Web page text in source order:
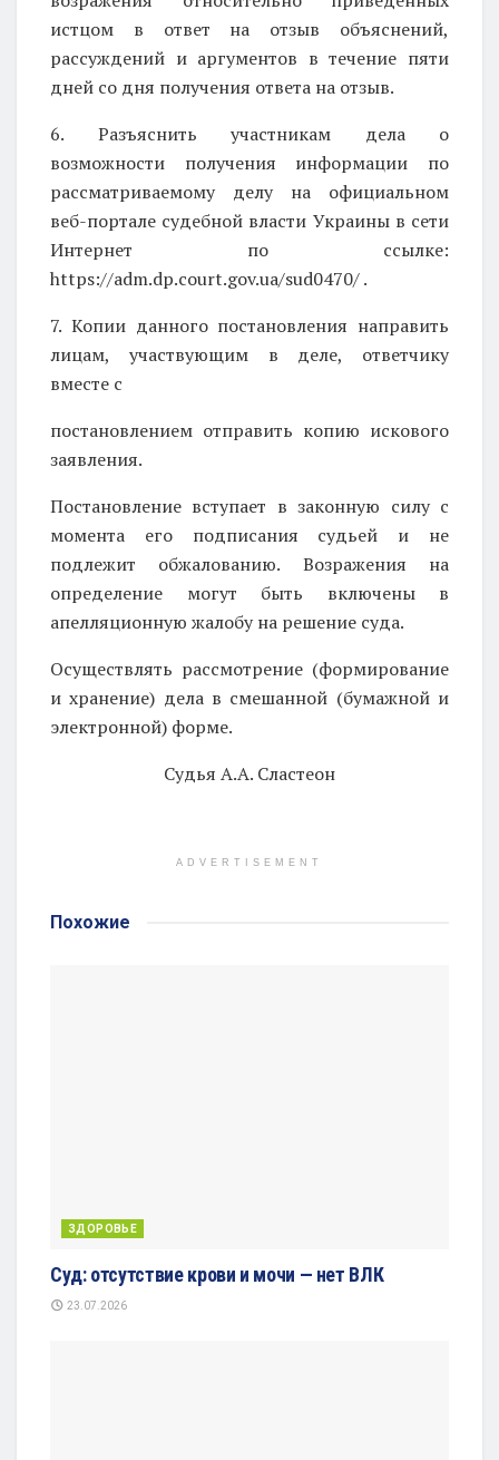
истцом в ответ на отзыв объяснений,
рассуждений и аргументов в течение пяти
дней со дня получения ответа на отзыв.
6. Разъяснить участникам дела о
возможности получения информации по
рассматриваемому делу на официальном
веб-портале судебной власти Украины в сети
Интернет по ссылке:
https://adm.dp.court.gov.ua/sud0470/ .
7. Копии данного постановления направить
лицам, участвующим в деле, ответчику
вместе с
постановлением отправить копию искового
заявления.
Постановление вступает в законную силу с
момента его подписания судьей и не
подлежит обжалованию. Возражения на
определение могут быть включены в
апелляционную жалобу на решение суда.
Осуществлять рассмотрение (формирование
и хранение) дела в смешанной (бумажной и
электронной) форме.
Судья А.А. Сластеон
ADVERTISEMENT
Похожие
ЗДОРОВЬЕ
Суд: отсутствие крови и мочи — нет ВЛК
23.07.2026